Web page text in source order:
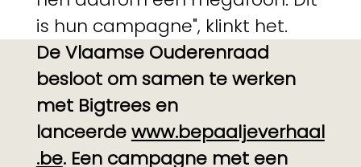
is hun campagne", klinkt het.
De Vlaamse Ouderenraad
besloot om samen te werken
met Bigtrees en
lanceerdewww.bepaaljeverhaal
.be. Een campagne met een